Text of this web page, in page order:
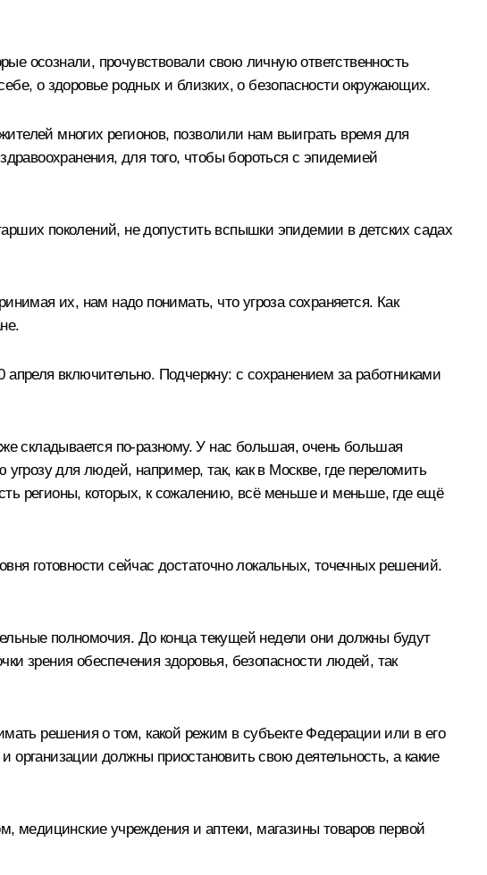
осознали, прочувствовали свою личную ответственность
о здоровье родных и близких, о безопасности окружающих.
многих регионов, позволили нам выиграть время для
для того, чтобы бороться с эпидемией
поколений, не допустить вспышки эпидемии в детских садах
их, нам надо понимать, что угроза сохраняется. Как
включительно. Подчеркну: с сохранением за работниками
складывается по-разному. У нас большая, очень большая
для людей, например, так, как в Москве, где переломить
регионы, которых, к сожалению, всё меньше и меньше, где ещё
готовности сейчас достаточно локальных, точечных решений.
полномочия. До конца текущей недели они должны будут
зрения обеспечения здоровья, безопасности людей, так
решения о том, какой режим в субъекте Федерации или в его
организации должны приостановить свою деятельность, а какие
медицинские учреждения и аптеки, магазины товаров первой